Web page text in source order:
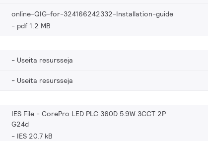
online-QIG-for-324166242332-Installation-guide
pdf 1.2 MB
Useita resursseja
Useita resursseja
IES File - CorePro LED PLC 360D 5.9W 3CCT 2P
G24d
IES 20.7 kB